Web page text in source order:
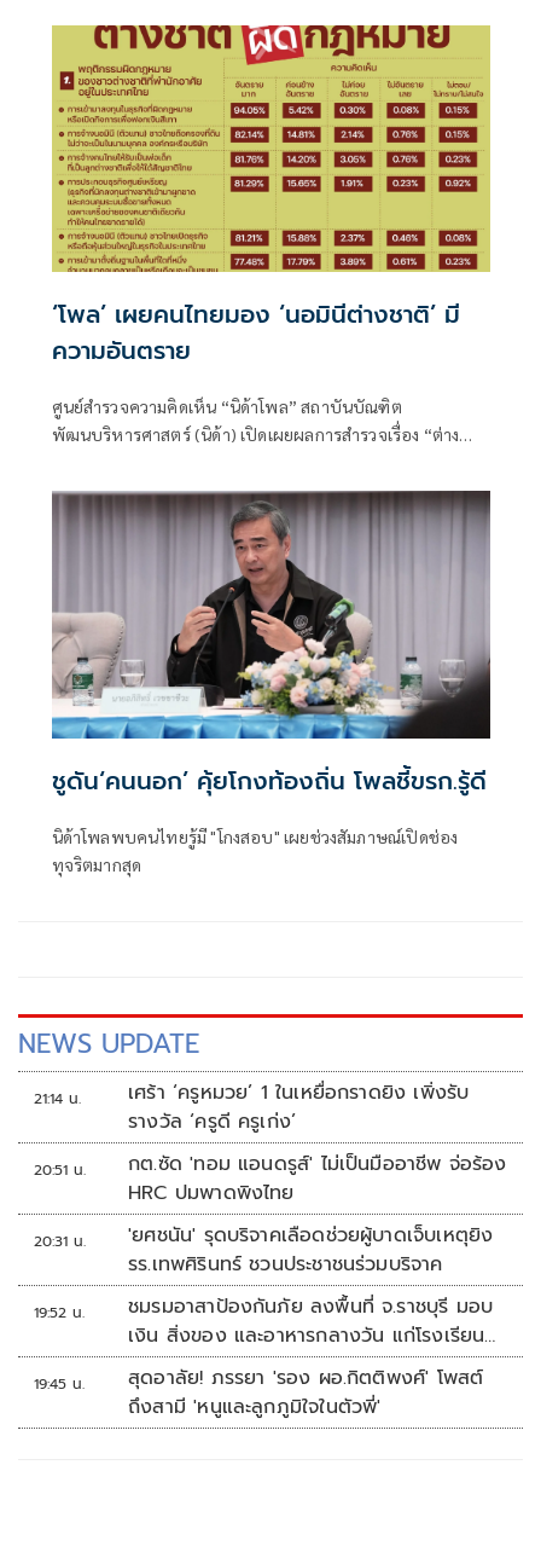
‘โพล’ เผยคนไทยมอง ‘นอมินีต่างชาติ’ มี
ความอันตราย
ศูนย์สำรวจความคิดเห็น “นิด้าโพล” สถาบันบัณฑิต
พัฒนบริหารศาสตร์ (นิด้า) เปิดเผยผลการสำรวจเรื่อง “ต่าง
2569 จากประชาชนที่มีอายุ 18 ปีขึ้นไป
ชูดัน‘คนนอก’ คุ้ยโกงท้องถิ่น โพลชี้ขรก.รู้ดี
นิด้าโพลพบคนไทยรู้มี "โกงสอบ" เผยช่วงสัมภาษณ์เปิดช่อง
ทุจริตมากสุด
NEWS UPDATE
21:14 น.
เศร้า ‘ครูหมวย’ 1 ในเหยื่อกราดยิง เพิ่งรับ
รางวัล ‘ครูดี ครูเก่ง’
20:51 น.
กต.ซัด 'ทอม แอนดรูส์' ไม่เป็นมืออาชีพ จ่อร้อง
HRC ปมพาดพิงไทย
20:31 น.
'ยศชนัน' รุดบริจาคเลือดช่วยผู้บาดเจ็บเหตุยิง
รร.เทพศิรินทร์ ชวนประชาชนร่วมบริจาค
19:52 น.
ชมรมอาสาป้องกันภัย ลงพื้นที่ จ.ราชบุรี มอบ
เงิน สิ่งของ และอาหารกลางวัน แก่โรงเรียน
บ้านหนองน้ำใส
19:45 น.
สุดอาลัย! ภรรยา 'รอง ผอ.กิตติพงศ์' โพสต์
ถึงสามี 'หนูและลูกภูมิใจในตัวพี่'